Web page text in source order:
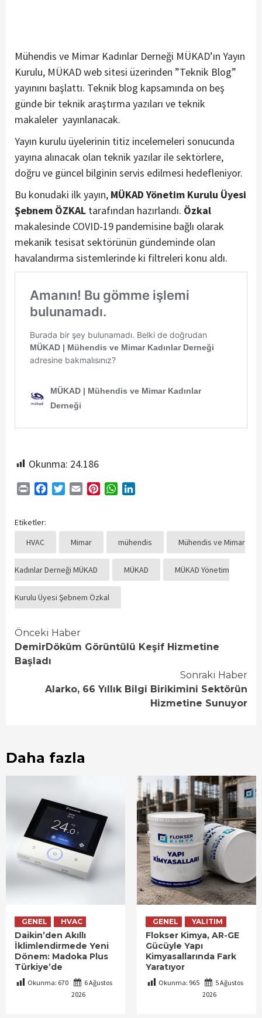
Mühendis ve Mimar Kadınlar Derneği MÜKAD’ın Yayın
Kurulu, MÜKAD web sitesi üzerinden ”Teknik Blog”
yayınını başlattı. Teknik blog kapsamında on beş
günde bir teknik araştırma yazıları ve teknik
makaleler yayınlanacak.
Yayın kurulu üyelerinin titiz incelemeleri sonucunda
yayına alınacak olan teknik yazılar ile sektörlere,
doğru ve güncel bilginin servis edilmesi hedefleniyor.
Bu konudaki ilk yayın, MÜKAD Yönetim Kurulu Üyesi
Şebnem ÖZKAL tarafından hazırlandı. Özkal
makalesinde COVID-19 pandemisine bağlı olarak
mekanik tesisat sektörünün gündeminde olan
havalandırma sistemlerinde ki filtreleri konu aldı.
Okunma: 24.186
Print FacebookTwitterEmail PinterestWhatsApp
Etiketler:
HVAC
Mimar mühendis Mühendis ve Mimar
Kadınlar Derneği MÜKAD MÜKAD MÜKAD Yönetim
Kurulu Üyesi Şebnem Özkal
Continue
Reading
Önceki Haber
DemirDöküm Görüntülü Keşif Hizmetine
Başladı
Sonraki Haber
Alarko, 66 Yıllık Bilgi Birikimini Sektörün
Hizmetine Sunuyor
Daha fazla
GENEL HVAC
Daikin’den Akıllı
İklimlendirmede Yeni
Dönem: Madoka Plus
Türkiye’de
Okunma: 670
6 Ağustos
2026
GENEL YALITIM
Flokser Kimya, AR-GE
Gücüyle Yapı
Kimyasallarında Fark
Yaratıyor
Okunma: 965
5 Ağustos
2026